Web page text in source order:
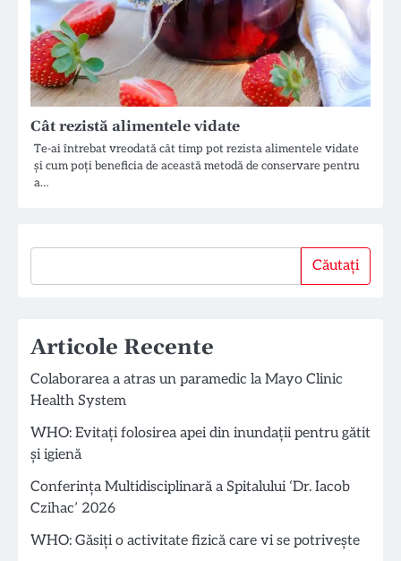
Cât rezistă alimentele vidate
Te-ai întrebat vreodată cât timp pot rezista alimentele vidate
și cum poți beneficia de această metodă de conservare pentru
a…
Căutați
Articole Recente
Colaborarea a atras un paramedic la Mayo Clinic
Health System
WHO: Evitați folosirea apei din inundații pentru gătit
și igienă
Conferința Multidisciplinară a Spitalului ‘Dr. Iacob
Czihac’ 2026
WHO: Găsiți o activitate fizică care vi se potrivește